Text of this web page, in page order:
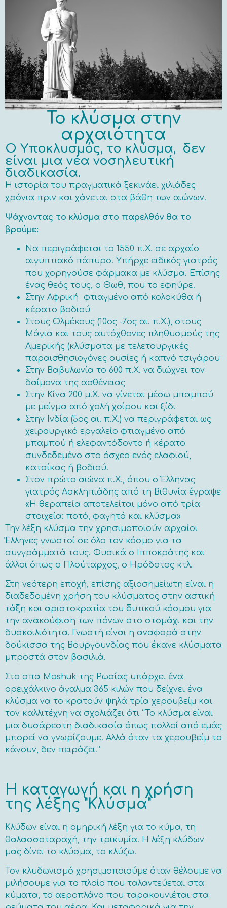
Το κλύσμα στην
αρχαιότητα
Ο Υποκλυσμός, το κλύσμα, δεν
είναι μια νέα νοσηλευτική
διαδικασία.
Η ιστορία του πραγματικά ξεκινάει χιλιάδες
χρόνια πριν και χάνεται στα βάθη των αιώνων.
Ψάχνοντας το κλύσμα στο παρελθόν θα το
βρούμε:
Να περιγράφεται το 1550 π.Χ. σε αρχαίο
αιγυπτιακό πάπυρο. Υπήρχε ειδικός γιατρός
που χορηγούσε φάρμακα με κλύσμα. Επίσης
ένας θεός τους, ο Θωθ, που το εφηύρε.
Στην Αφρική φτιαγμένο από κολοκύθα ή
κέρατο βοδιού
Στους Ολμέκους (10ος -7ος αι. π.Χ.), στους
Μάγια και τους αυτόχθονες πληθυσμούς της
Αμερικής (κλύσματα με τελετουργικές
παραισθησιογόνες ουσίες ή καπνό τσιγάρου
Στην Βαβυλωνία το 600 π.Χ. να διώχνει τον
δαίμονα της ασθένειας
Στην Κίνα 200 μ.Χ. να γίνεται μέσω μπαμπού
με μείγμα από χολή χοίρου και ξίδι
Στην Ινδία (5ος αι. π.Χ.) να περιγράφεται ως
χειρουργικό εργαλείο φτιαγμένο από
μπαμπού ή ελεφαντόδοντο ή κέρατο
συνδεδεμένο στο όσχεο ενός ελαφιού,
κατσίκας ή βοδιού.
Στον πρώτο αιώνα π.Χ., όπου ο Έλληνας
γιατρός Ασκληπιάδης από τη Βιθυνία έγραψε
«Η θεραπεία αποτελείται μόνο από τρία
στοιχεία: ποτό, φαγητό και κλύσμα»
Την λέξη κλύσμα την χρησιμοποιούν αρχαίοι
Έλληνες γνωστοί σε όλο τον κόσμο για τα
συγγράμματά τους. Φυσικά ο Ιπποκράτης και
άλλοι όπως ο Πλούταρχος, o Ηρόδοτος κτλ.
Στη νεότερη εποχή, επίσης αξιοσημείωτη είναι η
διαδεδομένη χρήση του κλύσματος στην αστική
τάξη και αριστοκρατία του δυτικού κόσμου για
την ανακούφιση των πόνων στο στομάχι και την
δυσκοιλιότητα. Γνωστή είναι η αναφορά στην
δούκισσα της Βουργουνδίας που έκανε κλύσματα
μπροστά στον βασιλιά.
Στο σπα Mashuk της Ρωσίας υπάρχει ένα
ορειχάλκινο άγαλμα 365 κιλών που δείχνει ένα
κλύσμα να το κρατούν ψηλά τρία χερουβείμ και
τον καλλιτέχνη να σχολιάζει ότι “Το κλύσμα είναι
μια δυσάρεστη διαδικασία όπως πολλοί από εμάς
μπορεί να γνωρίζουμε. Αλλά όταν τα χερουβείμ το
κάνουν, δεν πειράζει.”
Η καταγωγή και η χρήση
της λέξης "Κλύσμα"
Κλύδων είναι η ομηρική λέξη για το κύμα, τη
θαλασσοταραχή, την τρικυμία. Η λέξη κλύδων
μας δίνει το κλύσμα, το κλύζω.
Τον κλυδωνισμό χρησιμοποιούμε όταν θέλουμε να
μιλήσουμε για το πλοίο που ταλαντεύεται στα
κύματα, το αεροπλάνο που ταρακουνιέται στα